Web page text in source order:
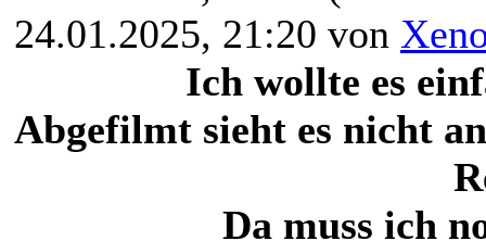
24.01.2025, 21:20 von
Ich wollte es
Abgefilmt sieht es nicht
Da muss ich